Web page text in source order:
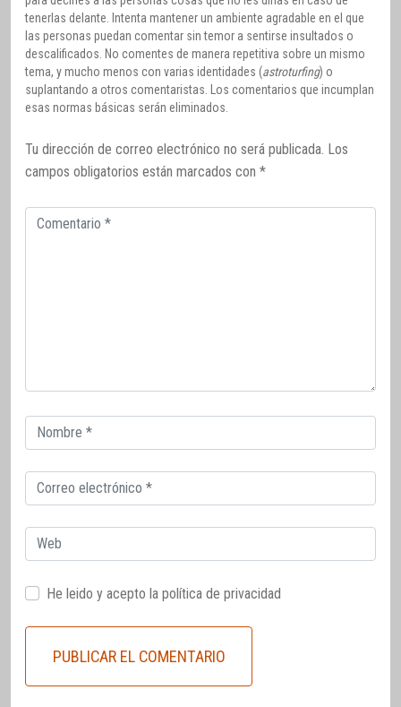
tenerlas delante. Intenta mantener un ambiente agradable en el que
las personas puedan comentar sin temor a sentirse insultados o
descalificados. No comentes de manera repetitiva sobre un mismo
tema, y mucho menos con varias identidades (astroturfing) o
suplantando a otros comentaristas. Los comentarios que incumplan
esas normas básicas serán eliminados.
Tu dirección de correo electrónico no será publicada. Los
campos obligatorios están marcados con *
Comentario
Correo
electrónico
Correo
electrónico
Web
He leido y acepto la política de privacidad